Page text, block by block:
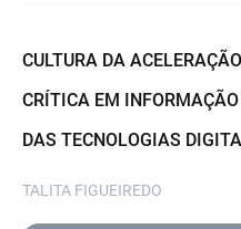
CULTURA DA
CRÍTICA EM
DAS TECNOLOGIAS
TALITA FIGUEIREDO